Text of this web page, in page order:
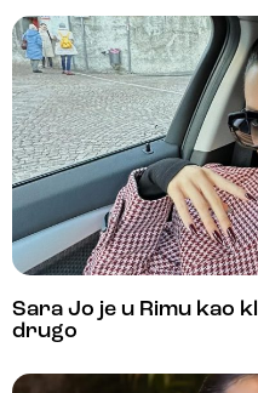
Sara Jo je u Rimu kao
drugo